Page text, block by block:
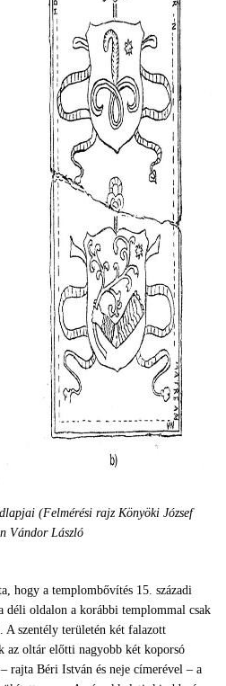
(Felmérési rajz Könyöki József
Vándor László
hogy a templombővítés 15. századi
déli oldalon a korábbi templommal csak
A szentély területén két falazott
oltár előtti nagyobb két koporsó
rajta Béri István és neje címerével – a